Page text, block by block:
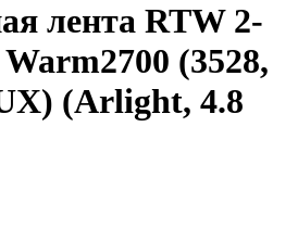
лента RTW 2-
(3528,
(Arlight, 4.8